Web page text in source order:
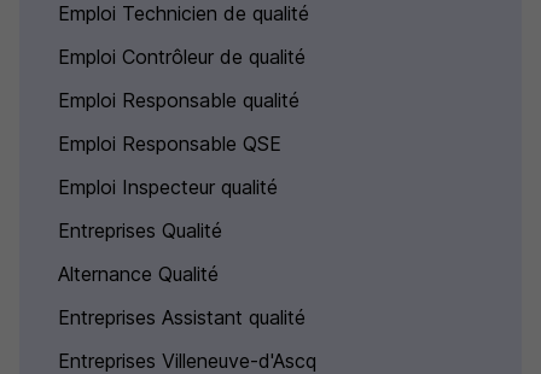
Emploi Technicien de qualité
Emploi Contrôleur de qualité
Emploi Responsable qualité
Emploi Responsable QSE
Emploi Inspecteur qualité
Entreprises Qualité
Alternance Qualité
Entreprises Assistant qualité
Entreprises Villeneuve-d'Ascq